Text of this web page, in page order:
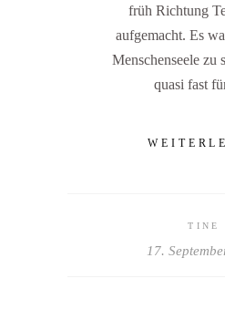
früh Richtung
aufgemacht. Es
Menschenseele zu
quasi fast
TINE
17.